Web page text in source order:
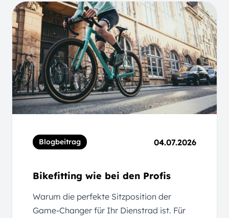
Blogbeitrag 04.07.2026
Bikefitting wie bei den Profis
Warum die perfekte Sitzposition der
Game-Changer für Ihr Dienstrad ist. Für